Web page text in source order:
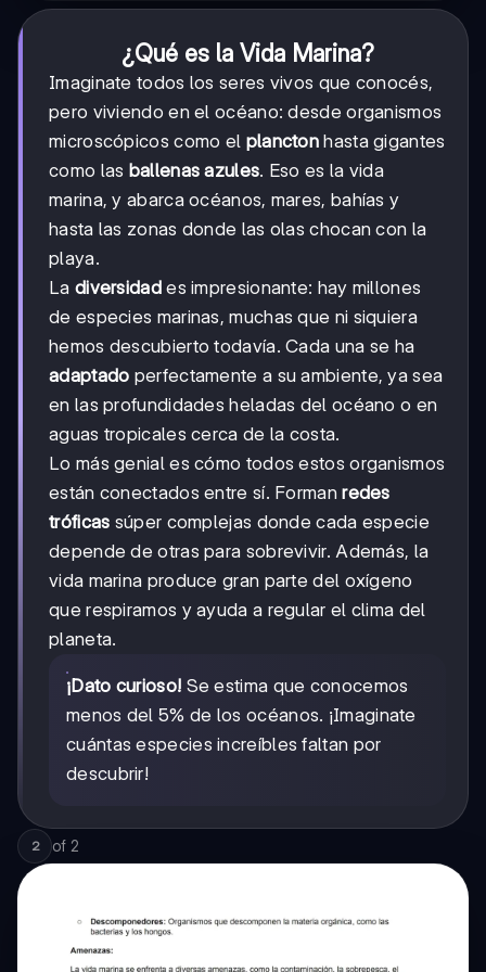
¿Qué es la Vida Marina?
Imaginate todos los seres vivos que conocés,
pero viviendo en el océano: desde organismos
microscópicos como el plancton hasta gigantes
como las ballenas azules. Eso es la vida
marina, y abarca océanos, mares, bahías y
hasta las zonas donde las olas chocan con la
playa.
La diversidades impresionante: hay millones
de especies marinas, muchas que ni siquiera
hemos descubierto todavía. Cada una se ha
adaptado perfectamente a su ambiente, ya sea
en las profundidades heladas del océano o en
aguas tropicales cerca de la costa.
Lo más genial es cómo todos estos organismos
están conectados entre sí. Formanredes
tróficas súper complejas donde cada especie
depende de otras para sobrevivir. Además, la
vida marina produce gran parte del oxígeno
que respiramos y ayuda a regular el clima del
planeta.
¡Dato curioso! Se estima que conocemos
menos del 5% de los océanos. ¡Imaginate
cuántas especies increíbles faltan por
descubrir!
2 of 2